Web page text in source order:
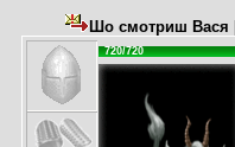
Шо смотриш Вася
720/720